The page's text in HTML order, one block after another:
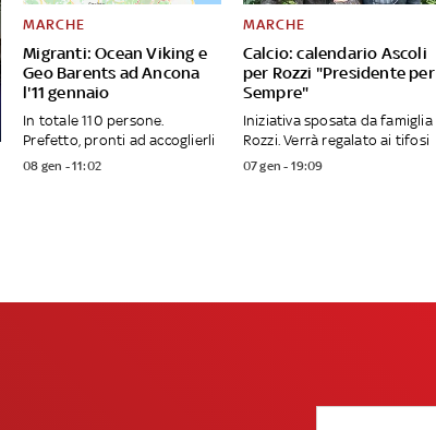
Migranti: Ocean Viking e
Geo Barents ad Ancona
l'11 gennaio
MARCHE
In totale 110 persone.
Prefetto, pronti ad accoglierli
08 gen - 11:02
Calcio: calendario Ascoli
per Rozzi "Presidente per
Sempre"
MARCHE
Iniziativa sposata da famiglia
Rozzi. Verrà regalato ai tifosi
07 gen - 19:09